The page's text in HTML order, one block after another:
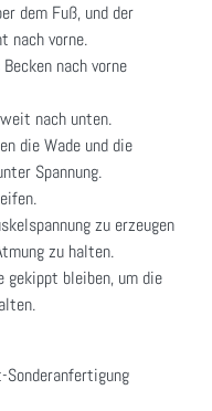
dem Fuß, und der
nach vorne.
nach vorne
nach unten.
die Wade und die
Spannung.
zu erzeugen
zu halten.
gekippt bleiben, um die